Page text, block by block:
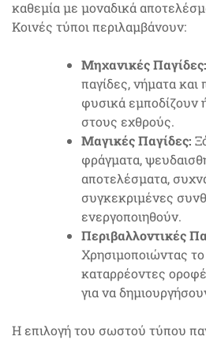
καθεμία με μοναδικά
Κοινές τύποι περιλαμβάνουν:
Μηχανικές Παγίδες:
παγίδες, νήματα
φυσικά εμποδίζουν
στους εχθρούς.
Μαγικές Παγίδες:
φράγματα,
αποτελέσματα,
συγκεκριμένες
ενεργοποιηθούν.
Περιβαλλοντικές
Χρησιμοποιώντας
καταρρέοντες
για να
Η επιλογή του σωστού τύπου